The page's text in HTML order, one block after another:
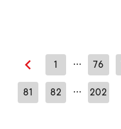
Edellinen sivu
1 … 76
81 82 … 202